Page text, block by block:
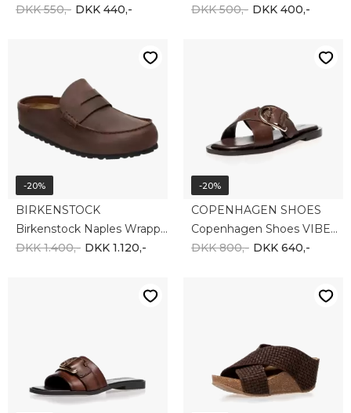
DKK 550,- DKK 440,-
DKK 500,- DKK 400,-
-20%
BIRKENSTOCK
Birkenstock Naples Wrapped Oiled Leather U 1029700
DKK 1.400,- DKK 1.120,-
-20%
COPENHAGEN SHOES
Copenhagen Shoes VIBES X ME CS8922-0018
DKK 800,- DKK 640,-